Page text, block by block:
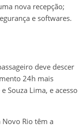
nova recepção;
e softwares.
deve descer
24h mais
Souza Lima, e acesso
Rio têm a